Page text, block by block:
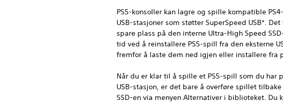
PS5-konsoller kan lagre og spille kompatible
USB-stasjoner som støtter SuperSpeed USB*.
spare plass på den interne Ultra-High Speed
tid ved å reinstallere PS5-spill fra den eksterne
fremfor å laste dem ned igjen eller installere fra
Når du er klar til å spille et PS5-spill som du har
USB-stasjon, er det bare å overføre spillet
SSD-en via menyen Alternativer i biblioteket. Du